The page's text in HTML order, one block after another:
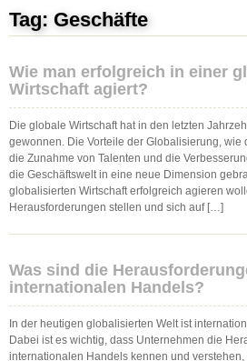
Tag: Geschäfte
Wie man erfolgreich in einer
Wirtschaft agiert?
Die globale Wirtschaft hat in den letzten
gewonnen. Die Vorteile der Globalisierung, wie
die Zunahme von Talenten und die
die Geschäftswelt in eine neue Dimension
globalisierten Wirtschaft erfolgreich agieren
Herausforderungen stellen und sich auf […]
Was sind die
internationalen Handels?
In der heutigen globalisierten Welt ist
Dabei ist es wichtig, dass Unternehmen die
internationalen Handels kennen und